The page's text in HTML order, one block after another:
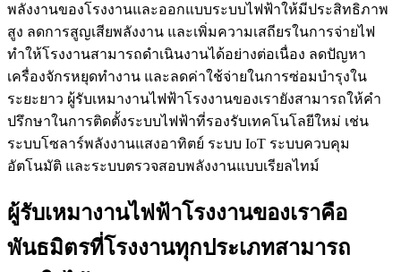
พลังงานของโรงงานและออกแบบระบบไฟฟ้าให้มีประสิทธิภาพ
สูง ลดการสูญเสียพลังงาน และเพิ่มความเสถียรในการจ่ายไฟ
ทำให้โรงงานสามารถดำเนินงานได้อย่างต่อเนื่อง ลดปัญหา
เครื่องจักรหยุดทำงาน และลดค่าใช้จ่ายในการซ่อมบำรุงใน
ระยะยาว ผู้รับเหมางานไฟฟ้าโรงงานของเรายังสามารถให้คำ
ปรึกษาในการติดตั้งระบบไฟฟ้าที่รองรับเทคโนโลยีใหม่ เช่น
ระบบโซลาร์พลังงานแสงอาทิตย์ ระบบ IoT ระบบควบคุม
อัตโนมัติ และระบบตรวจสอบพลังงานแบบเรียลไทม์
ผู้รับเหมางานไฟฟ้าโรงงานของเราคือ
พันธมิตรที่โรงงานทุกประเภทสามารถ